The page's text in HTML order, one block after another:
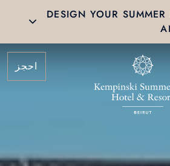
DESIGN YOUR SUMMER
احجز